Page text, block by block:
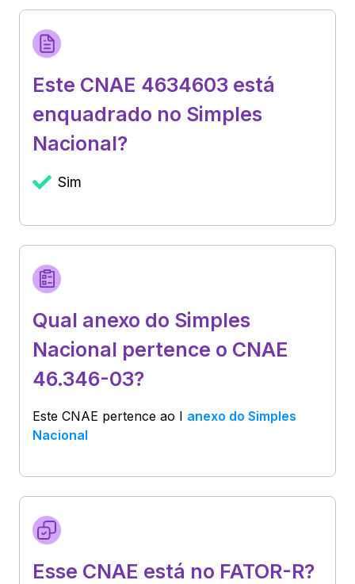
Este CNAE 4634603 está
enquadrado no Simples
Nacional?
Sim
Qual anexo do Simples
Nacional pertence o CNAE
46.346-03?
Este CNAE pertence ao I anexo do Simples
Nacional
Esse CNAE está no FATOR-R?